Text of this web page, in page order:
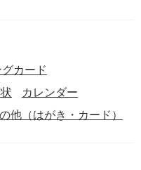
カード
カレンダー
他（はがき・カード）